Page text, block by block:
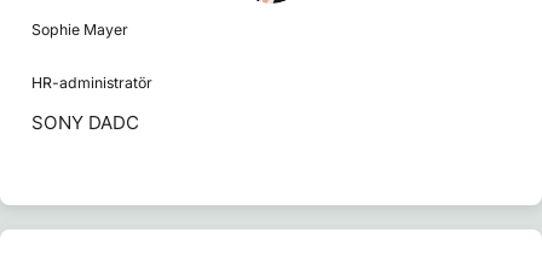
Sophie Mayer
HR-administratör
SONY DADC